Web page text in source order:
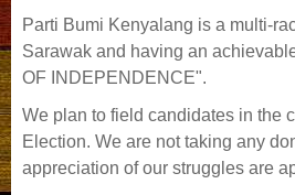
Parti Bumi Kenyalang is a multi-
Sarawak and having an
OF INDEPENDENCE".
We plan to field candidates in the
Election. We are not taking any
appreciation of our struggles are